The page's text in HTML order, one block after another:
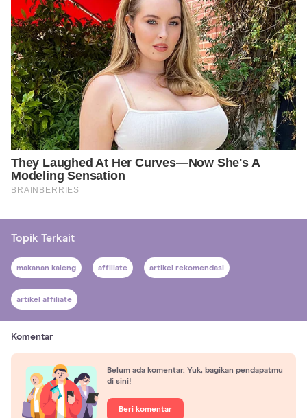
Topik Terkait
makanan kaleng affiliate artikel rekomendasi
artikel affiliate
Komentar
Belum ada komentar. Yuk, bagikan pendapatmu
di sini!
Beri komentar